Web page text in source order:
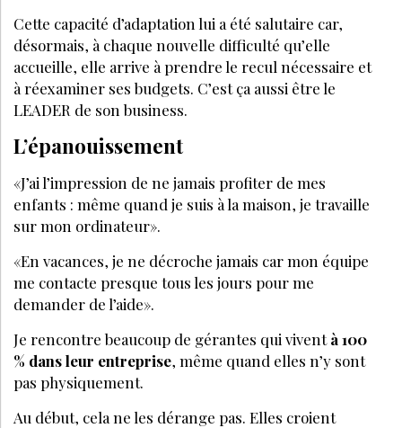
Cette capacité d’adaptation lui a été salutaire car,
désormais, à chaque nouvelle difficulté qu’elle
accueille, elle arrive à prendre le recul nécessaire et
à réexaminer ses budgets. C’est ça aussi être le
LEADER de son business.
L’épanouissement
«J’ai l’impression de ne jamais profiter de mes
enfants : même quand je suis à la maison, je travaille
sur mon ordinateur».
«En vacances, je ne décroche jamais car mon équipe
me contacte presque tous les jours pour me
demander de l’aide».
Je rencontre beaucoup de gérantes qui viventà 100
% dans leur entreprise, même quand elles n’y sont
pas physiquement.
Au début, cela ne les dérange pas. Elles croient